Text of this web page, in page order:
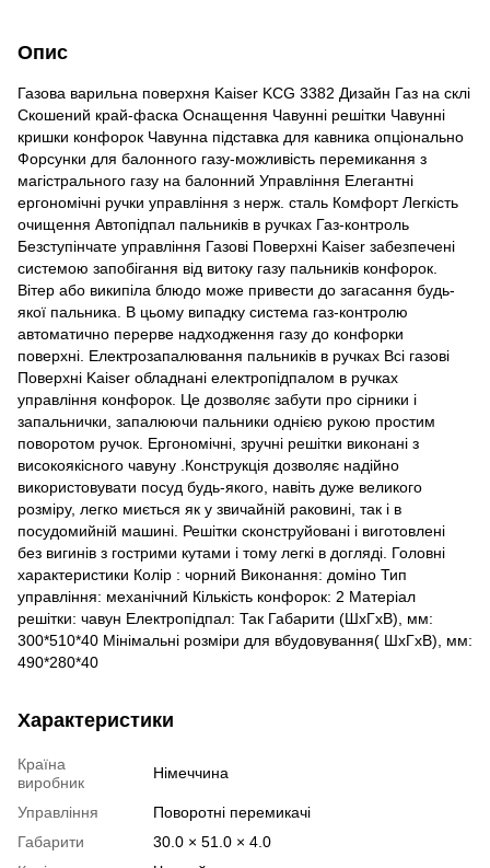
Опис
Газова варильна поверхня Kaiser KCG 3382 Дизайн Газ на склі
Скошений край-фаска Оснащення Чавунні решітки Чавунні
кришки конфорок Чавунна підставка для кавника опціонально
Форсунки для балонного газу-можливість перемикання з
магістрального газу на балонний Управління Елегантні
ергономічні ручки управління з нерж. сталь Комфорт Легкість
очищення Автопідпал пальників в ручках Газ-контроль
Безступінчате управління Газові Поверхні Kaiser забезпечені
системою запобігання від витоку газу пальників конфорок.
Вітер або википіла блюдо може привести до загасання будь-
якої пальника. В цьому випадку система газ-контролю
автоматично перерве надходження газу до конфорки
поверхні. Електрозапалювання пальників в ручках Всі газові
Поверхні Kaiser обладнані електропідпалом в ручках
управління конфорок. Це дозволяє забути про сірники і
запальнички, запалюючи пальники однією рукою простим
поворотом ручок. Ергономічні, зручні решітки виконані з
високоякісного чавуну .Конструкція дозволяє надійно
використовувати посуд будь-якого, навіть дуже великого
розміру, легко миється як у звичайній раковині, так і в
посудомийній машині. Решітки сконструйовані і виготовлені
без вигинів з гострими кутами і тому легкі в догляді. Головні
характеристики Колір : чорний Виконання: доміно Тип
управління: механічний Кількість конфорок: 2 Матеріал
решітки: чавун Електропідпал: Так Габарити (ШхГхВ), мм:
300*510*40 Мінімальні розміри для вбудовування( ШхГхВ), мм:
490*280*40
Характеристики
Країна
виробник
Німеччина
Управління
Поворотні перемикачі
Габарити
30.0 × 51.0 × 4.0